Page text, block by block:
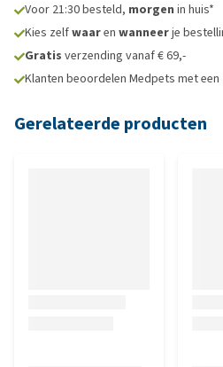
Voor 21:30 besteld, morgen in huis*
Kies zelfwaaren wanneerje
Gratis verzending vanaf € 69,-
Klanten beoordelen Medpets met een
Gerelateerde producten